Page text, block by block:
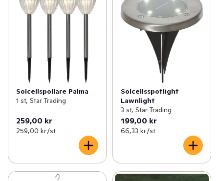
Solcellspollare Palma
1 st, Star Trading
259,00 kr
259,00 kr /st
Solcellsspotlight
Lawnlight
3 st, Star Trading
199,00 kr
66,33 kr /st